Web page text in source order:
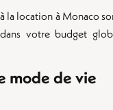
la location à Monaco
votre budget
mode de vie